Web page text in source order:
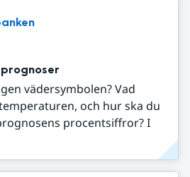
vädersymbolen? Vad
och hur ska du
procentsiffror? I